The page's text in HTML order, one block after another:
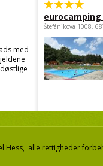
med
Štefánikova 1008,
Hess, alle rettigheder